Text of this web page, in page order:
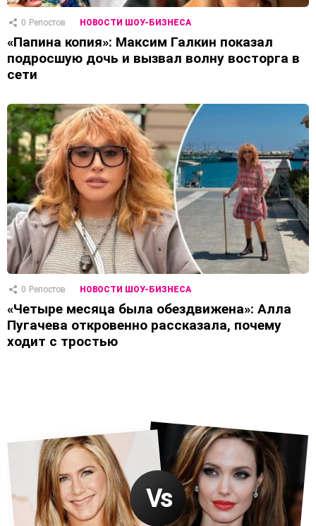
0 Репостов НОВОСТИ ШОУ-БИЗНЕСА
«Папина копия»: Максим Галкин показал
подросшую дочь и вызвал волну восторга в
сети
0 Репостов НОВОСТИ ШОУ-БИЗНЕСА
«Четыре месяца была обездвижена»: Алла
Пугачева откровенно рассказала, почему
ходит с тростью